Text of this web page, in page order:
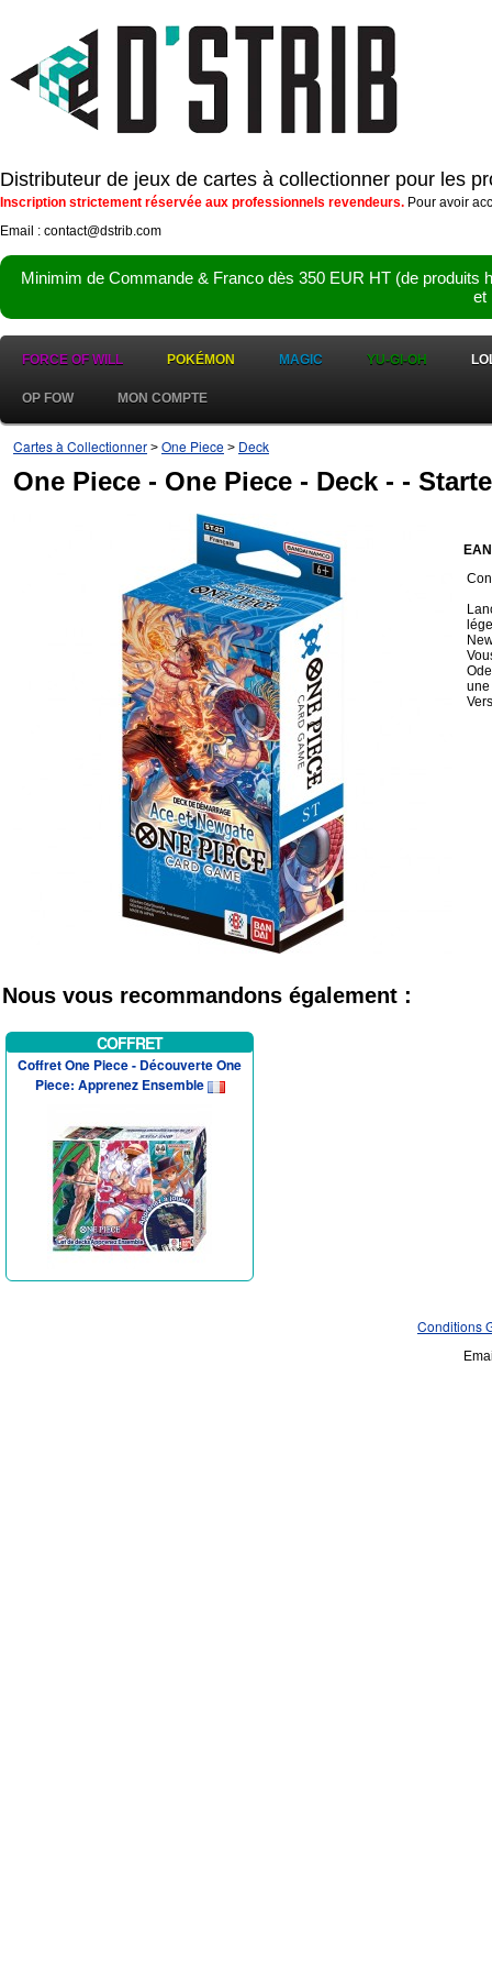
Distributeur de jeux de cartes à collectionner pour les
Inscription strictement réservée aux professionnels revendeurs. Pour avoir
Email : contact@dstrib.com
Minimim de Commande & Franco dès 350 EUR HT (de
et
FORCE OF WILL POKÉMON MAGIC YU-GI-OH
OP FOW MON COMPTE
Cartes à Collectionner > One Piece > Deck
One Piece - One Piece - Deck - -
une
Nous vous recommandons également :
COFFRET
Coffret One Piece - Découverte One
Piece: Apprenez Ensemble
Conditions